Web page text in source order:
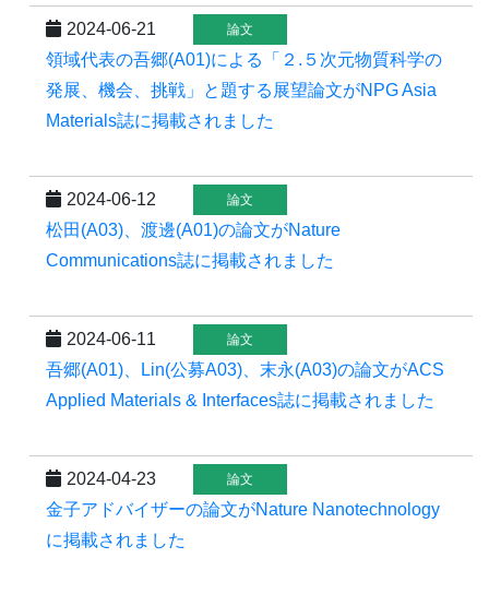
2024-06-21 論文
領域代表の吾郷(A01)による「２.５次元物質科学の
発展、機会、挑戦」と題する展望論文がNPG Asia
Materials誌に掲載されました
2024-06-12 論文
松田(A03)、渡邊(A01)の論文がNature
Communications誌に掲載されました
2024-06-11 論文
吾郷(A01)、Lin(公募A03)、末永(A03)の論文がACS
Applied Materials & Interfaces誌に掲載されました
2024-04-23 論文
金子アドバイザーの論文がNature Nanotechnology
に掲載されました